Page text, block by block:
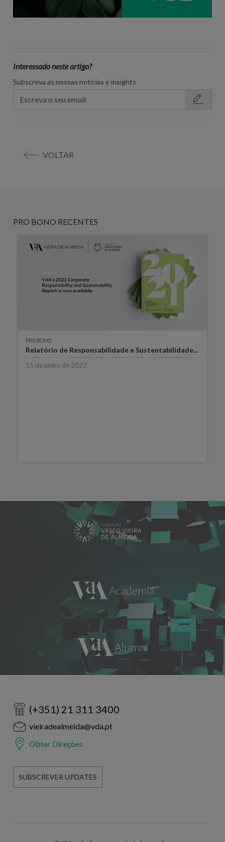
Interessado neste artigo?
Subscreva as nossas notícias e insights
VOLTAR
PRO BONO RECENTES
PRO BONO
Relatório de Responsabilidade e Sustentabilidade...
15 de junho de 2022
(+351) 21 311 3400
vieiradealmeida@vda.pt
Obter Direções
SUBSCREVER UPDATES